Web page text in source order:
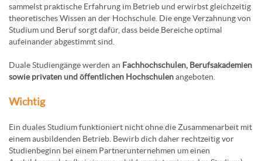
sammelst praktische Erfahrung im Betrieb und erwirbst gleichzeitig
theoretisches Wissen an der Hochschule. Die enge Verzahnung von
Studium und Beruf sorgt dafür, dass beide Bereiche optimal
aufeinander abgestimmt sind.
Duale Studiengänge werden an Fachhochschulen, Berufsakademien
sowie privaten und öffentlichen Hochschulenangeboten.
Wichtig
Ein duales Studium funktioniert nicht ohne die Zusammenarbeit mit
einem ausbildenden Betrieb. Bewirb dich daher rechtzeitig vor
Studienbeginn bei einem Partnerunternehmen um einen